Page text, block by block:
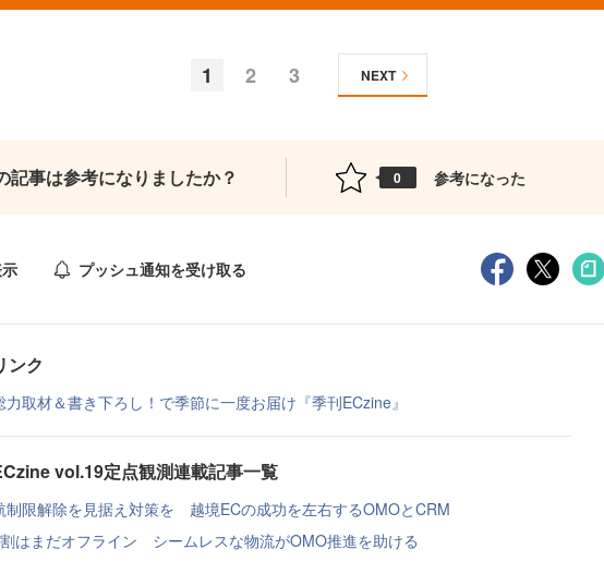
1 2 3 NEXT
記事は参考になりましたか？ 0 参考になった
プッシュ通知を受け取る
ンク
力取材＆書き下ろし！で季節に一度お届け『季刊ECzine』
vol.19定点観測連載記事一覧
制限解除を見据え対策を 越境ECの成功を左右するOMOとCRM
はまだオフライン シームレスな物流がOMO推進を助ける